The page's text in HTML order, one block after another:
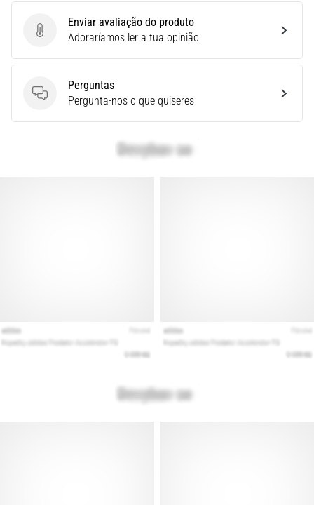
problema
de
muito
comum
que…
Enviar avaliação do produto
Enviar avaliação do produto
Adoraríamos ler a tua opinião
Perguntas
Perguntas
Pergunta-nos o que quiseres